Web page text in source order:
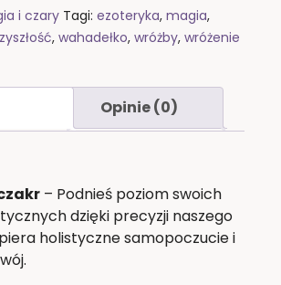
i czary Tagi: ezoteryka, magia,
, wahadełko, wróżby, wróżenie
Opinie (0)
– Podnieś poziom swoich
dzięki precyzji naszego
holistyczne samopoczucie i